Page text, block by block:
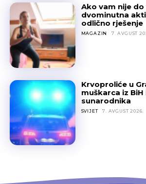
Ako vam nije do
dvominutna
odlično rješenje
MAGAZIN 7. AVGUST
Krvoproliće u
muškarca iz
sunarodnika
SVIJET 7. AVGUST 2026.